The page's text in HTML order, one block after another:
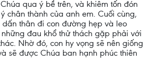
qua ý bề trên, và khiêm tốn đón
chân thành của anh em. Cuối cùng,
dấn thân đi con đường hẹp và leo
đau khổ thử thách gặp phải với
Nhờ đó, con hy vọng sẽ nên giống
sẽ được Chúa ban hạnh phúc thiên